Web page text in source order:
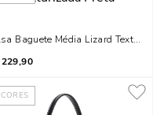
Areia
Baguete Média Lizard
229,90
CORES